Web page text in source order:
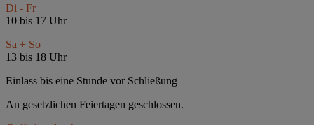
Di - Fr
10 bis 17 Uhr
Sa + So
13 bis 18 Uhr
Einlass bis eine Stunde vor Schließung
An gesetzlichen Feiertagen geschlossen.